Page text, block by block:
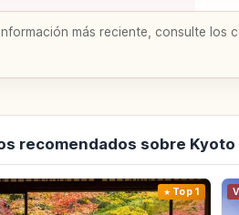
más reciente, consulte los
recomendados sobre Kyoto
Top 1